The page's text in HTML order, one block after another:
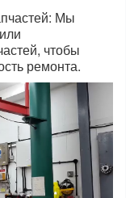
Мы
чтобы
ремонта.